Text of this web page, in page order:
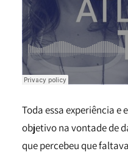
Toda essa experiência
objetivo na vontade de
que percebeu que